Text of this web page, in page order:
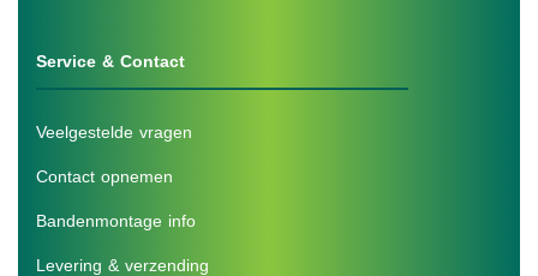
Service & Contact
Veelgestelde vragen
Contact opnemen
Bandenmontage info
Levering & verzending